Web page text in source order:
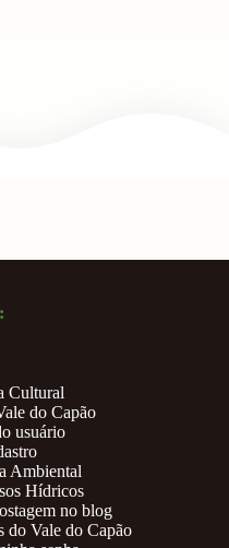
Cultural
do Capão
usuário
Ambiental
Hídricos
no blog
do Vale do Capão